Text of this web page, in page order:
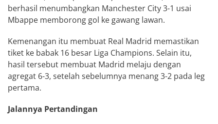
berhasil menumbangkan Manchester City 3-1 usai
Mbappe memborong gol ke gawang lawan.
Kemenangan itu membuat Real Madrid memastikan
tiket ke babak 16 besar Liga Champions. Selain itu,
hasil tersebut membuat Madrid melaju dengan
agregat 6-3, setelah sebelumnya menang 3-2 pada leg
pertama.
Jalannya Pertandingan